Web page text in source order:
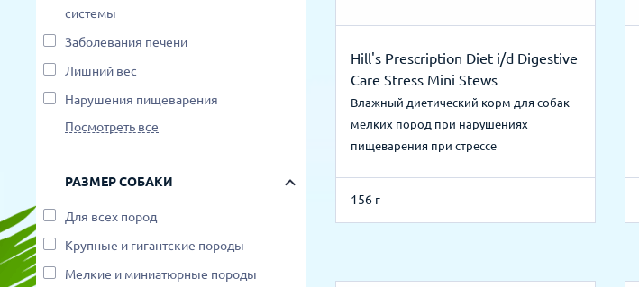
системы
Заболевания печени
Лишний вес
Нарушения пищеварения
Посмотреть все
РАЗМЕР СОБАКИ
Для всех пород
Крупные и гигантские породы
Мелкие и миниатюрные породы
Hill's Prescription Diet i/d Digestive
Care Stress Mini Stews
Влажный диетический корм для собак
мелких пород при нарушениях
пищеварения при стрессе
156 г